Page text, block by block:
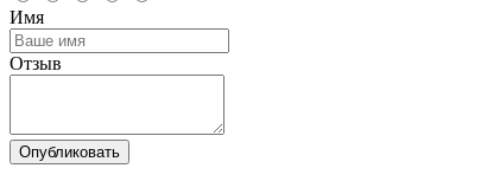
Имя
Отзыв
Опубликовать